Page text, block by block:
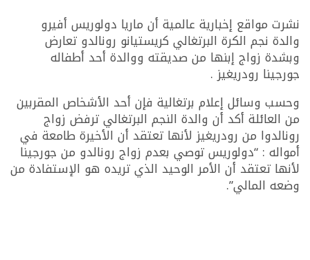
نشرت مواقع إخبارية عالمية أن ماريا دولوريس أفيرو
والدة نجم الكرة البرتغالي كريستيانو رونالدو تعارض
وبشدة زواج إبنها من صديقته ووالدة أحد أطفاله
جورجينا رودريغيز .
وحسب وسائل إعلام برتغالية فإن أحد الأشخاص المقربين
من العائلة أكد أن والدة النجم البرتغالي ترفض زواج
رونالدوا من رودريغيز لأنها تعتقد أن الأخيرة طامعة في
أمواله : “دولوريس توصي بعدم زواج رونالدو من جورجينا
لأنها تعتقد أن الأمر الوحيد الذي تريده هو الإستفادة من
وضعه المالي”.